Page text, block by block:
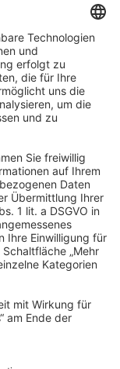
zu kurz: Ob
oder
eine regional
und flachen
Möglichkeiten der
Gruppe für
arbeiten
bist Du hier genau
von
Herkunft,
sowie sexueller